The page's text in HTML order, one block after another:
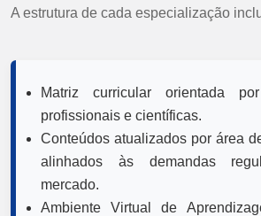
A estrutura de cada especialização
Matriz curricular orientada
profissionais e científicas.
Conteúdos atualizados por área
alinhados às demandas
mercado.
Ambiente Virtual de